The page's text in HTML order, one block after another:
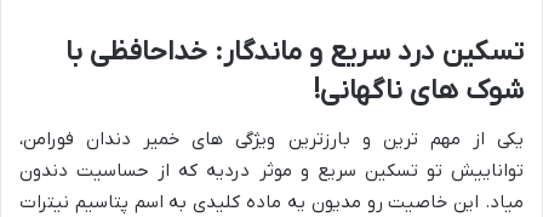
تسکین درد سریع و ماندگار: خداحافظی با
شوک های ناگهانی!
یکی از مهم ترین و بارزترین ویژگی های خمیر دندان فورامن،
تواناییش تو تسکین سریع و موثر دردیه که از حساسیت دندون
میاد. این خاصیت رو مدیون یه ماده کلیدی به اسم پتاسیم نیترات